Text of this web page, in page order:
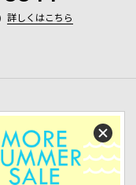
詳しくはこちら